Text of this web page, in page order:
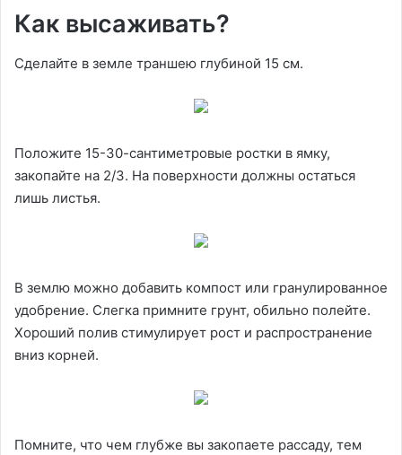
Как высаживать?
Сделайте в земле траншею глубиной 15 см.
Положите 15-30-сантиметровые ростки в ямку,
закопайте на 2/3. На поверхности должны остаться
лишь листья.
В землю можно добавить компост или гранулированное
удобрение. Слегка примните грунт, обильно полейте.
Хороший полив стимулирует рост и распространение
вниз корней.
Помните, что чем глубже вы закопаете рассаду, тем